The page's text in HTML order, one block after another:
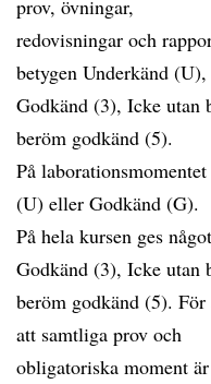
prov, övningar,
redovisningar och
betygen Underkänd (U),
Godkänd (3), Icke utan
beröm godkänd (5).
På
(U) eller Godkänd (G).
På hela kursen ges
Godkänd (3), Icke utan
beröm godkänd (5).
att samtliga prov och
obligatoriska moment